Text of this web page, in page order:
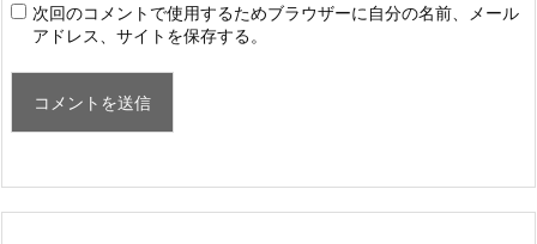
次回のコメントで使用するためブラウザーに自分の名前、メール
アドレス、サイトを保存する。